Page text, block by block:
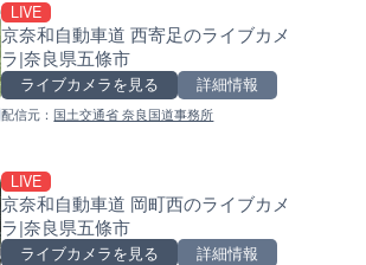
LIVE
京奈和自動車道 西寄足のライブカメ
ラ|奈良県五條市
ライブカメラを見る 詳細情報
配信元： 国土交通省 奈良国道事務所
LIVE
京奈和自動車道 岡町西のライブカメ
ラ|奈良県五條市
ライブカメラを見る 詳細情報